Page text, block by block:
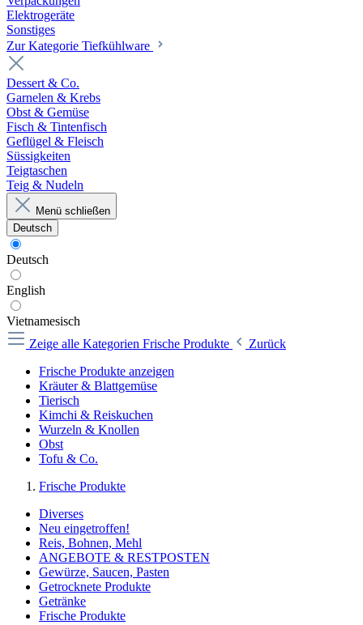
Elektrogeräte
Sonstiges
Zur Kategorie Tiefkühlware
Dessert & Co.
Garnelen & Krebs
Obst & Gemüse
Fisch & Tintenfisch
Geflügel & Fleisch
Süssigkeiten
Teigtaschen
Teig & Nudeln
Menü schließen
Deutsch
Deutsch
English
Vietnamesisch
Zeige alle Kategorien Frische Produkte
Zurück
Frische Produkte anzeigen
Kräuter & Blattgemüse
Tierisch
Kimchi & Reiskuchen
Wurzeln & Knollen
Obst
Tofu & Co.
Frische Produkte
Diverses
Neu eingetroffen!
Reis, Bohnen, Mehl
ANGEBOTE & RESTPOSTEN
Gewürze, Saucen, Pasten
Getrocknete Produkte
Getränke
Frische Produkte